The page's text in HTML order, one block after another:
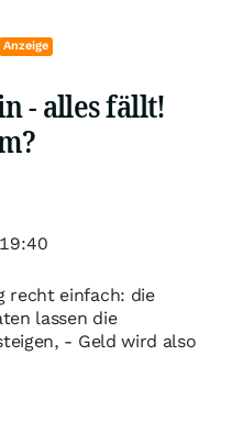
Anzeige
- alles fällt!
recht einfach: die
lassen die
- Geld wird also